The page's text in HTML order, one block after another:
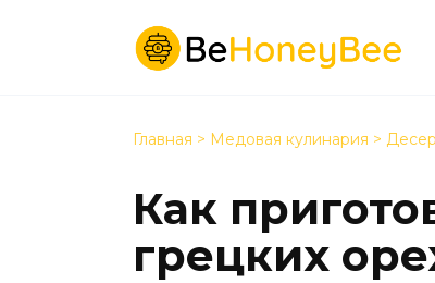
Главная > Медовая кулинария >
Как
грецких